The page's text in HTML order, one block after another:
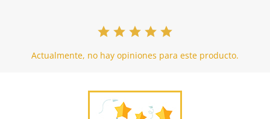
Actualmente, no hay opiniones para este producto.